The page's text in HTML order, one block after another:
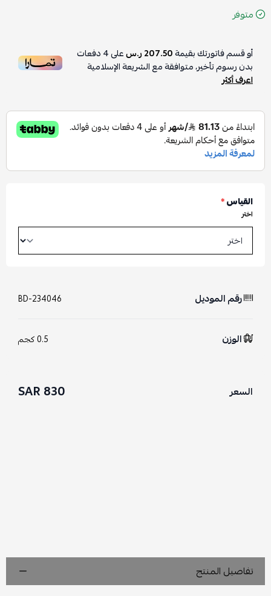
متوفر
أو قسم فاتورتك بقيمة207.50 ر.س على4دفعات
بدون رسوم تأخير، متوافقة مع الشريعة الإسلامية
اعرف أكثر
القياس*
اختر
رقم الموديل BD-234046
الوزن 0.5 كجم
السعر 830 SAR
تفاصيل المنتج